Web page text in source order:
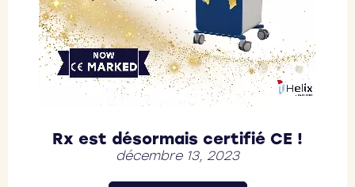
Rx est désormais certifié CE !
décembre 13, 2023